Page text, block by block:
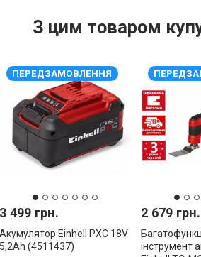
З цим товаром
ПЕРЕДЗАМОВЛЕННЯ
3 499 грн.
Акумулятор Einhell PXC 18V
5,2Ah (4511437)
2 679 грн.
інструмент